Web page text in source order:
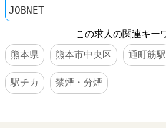
JOBNET
この求人の関連キー
熊本県
熊本市中央区 通町筋駅
駅チカ 禁煙・分煙